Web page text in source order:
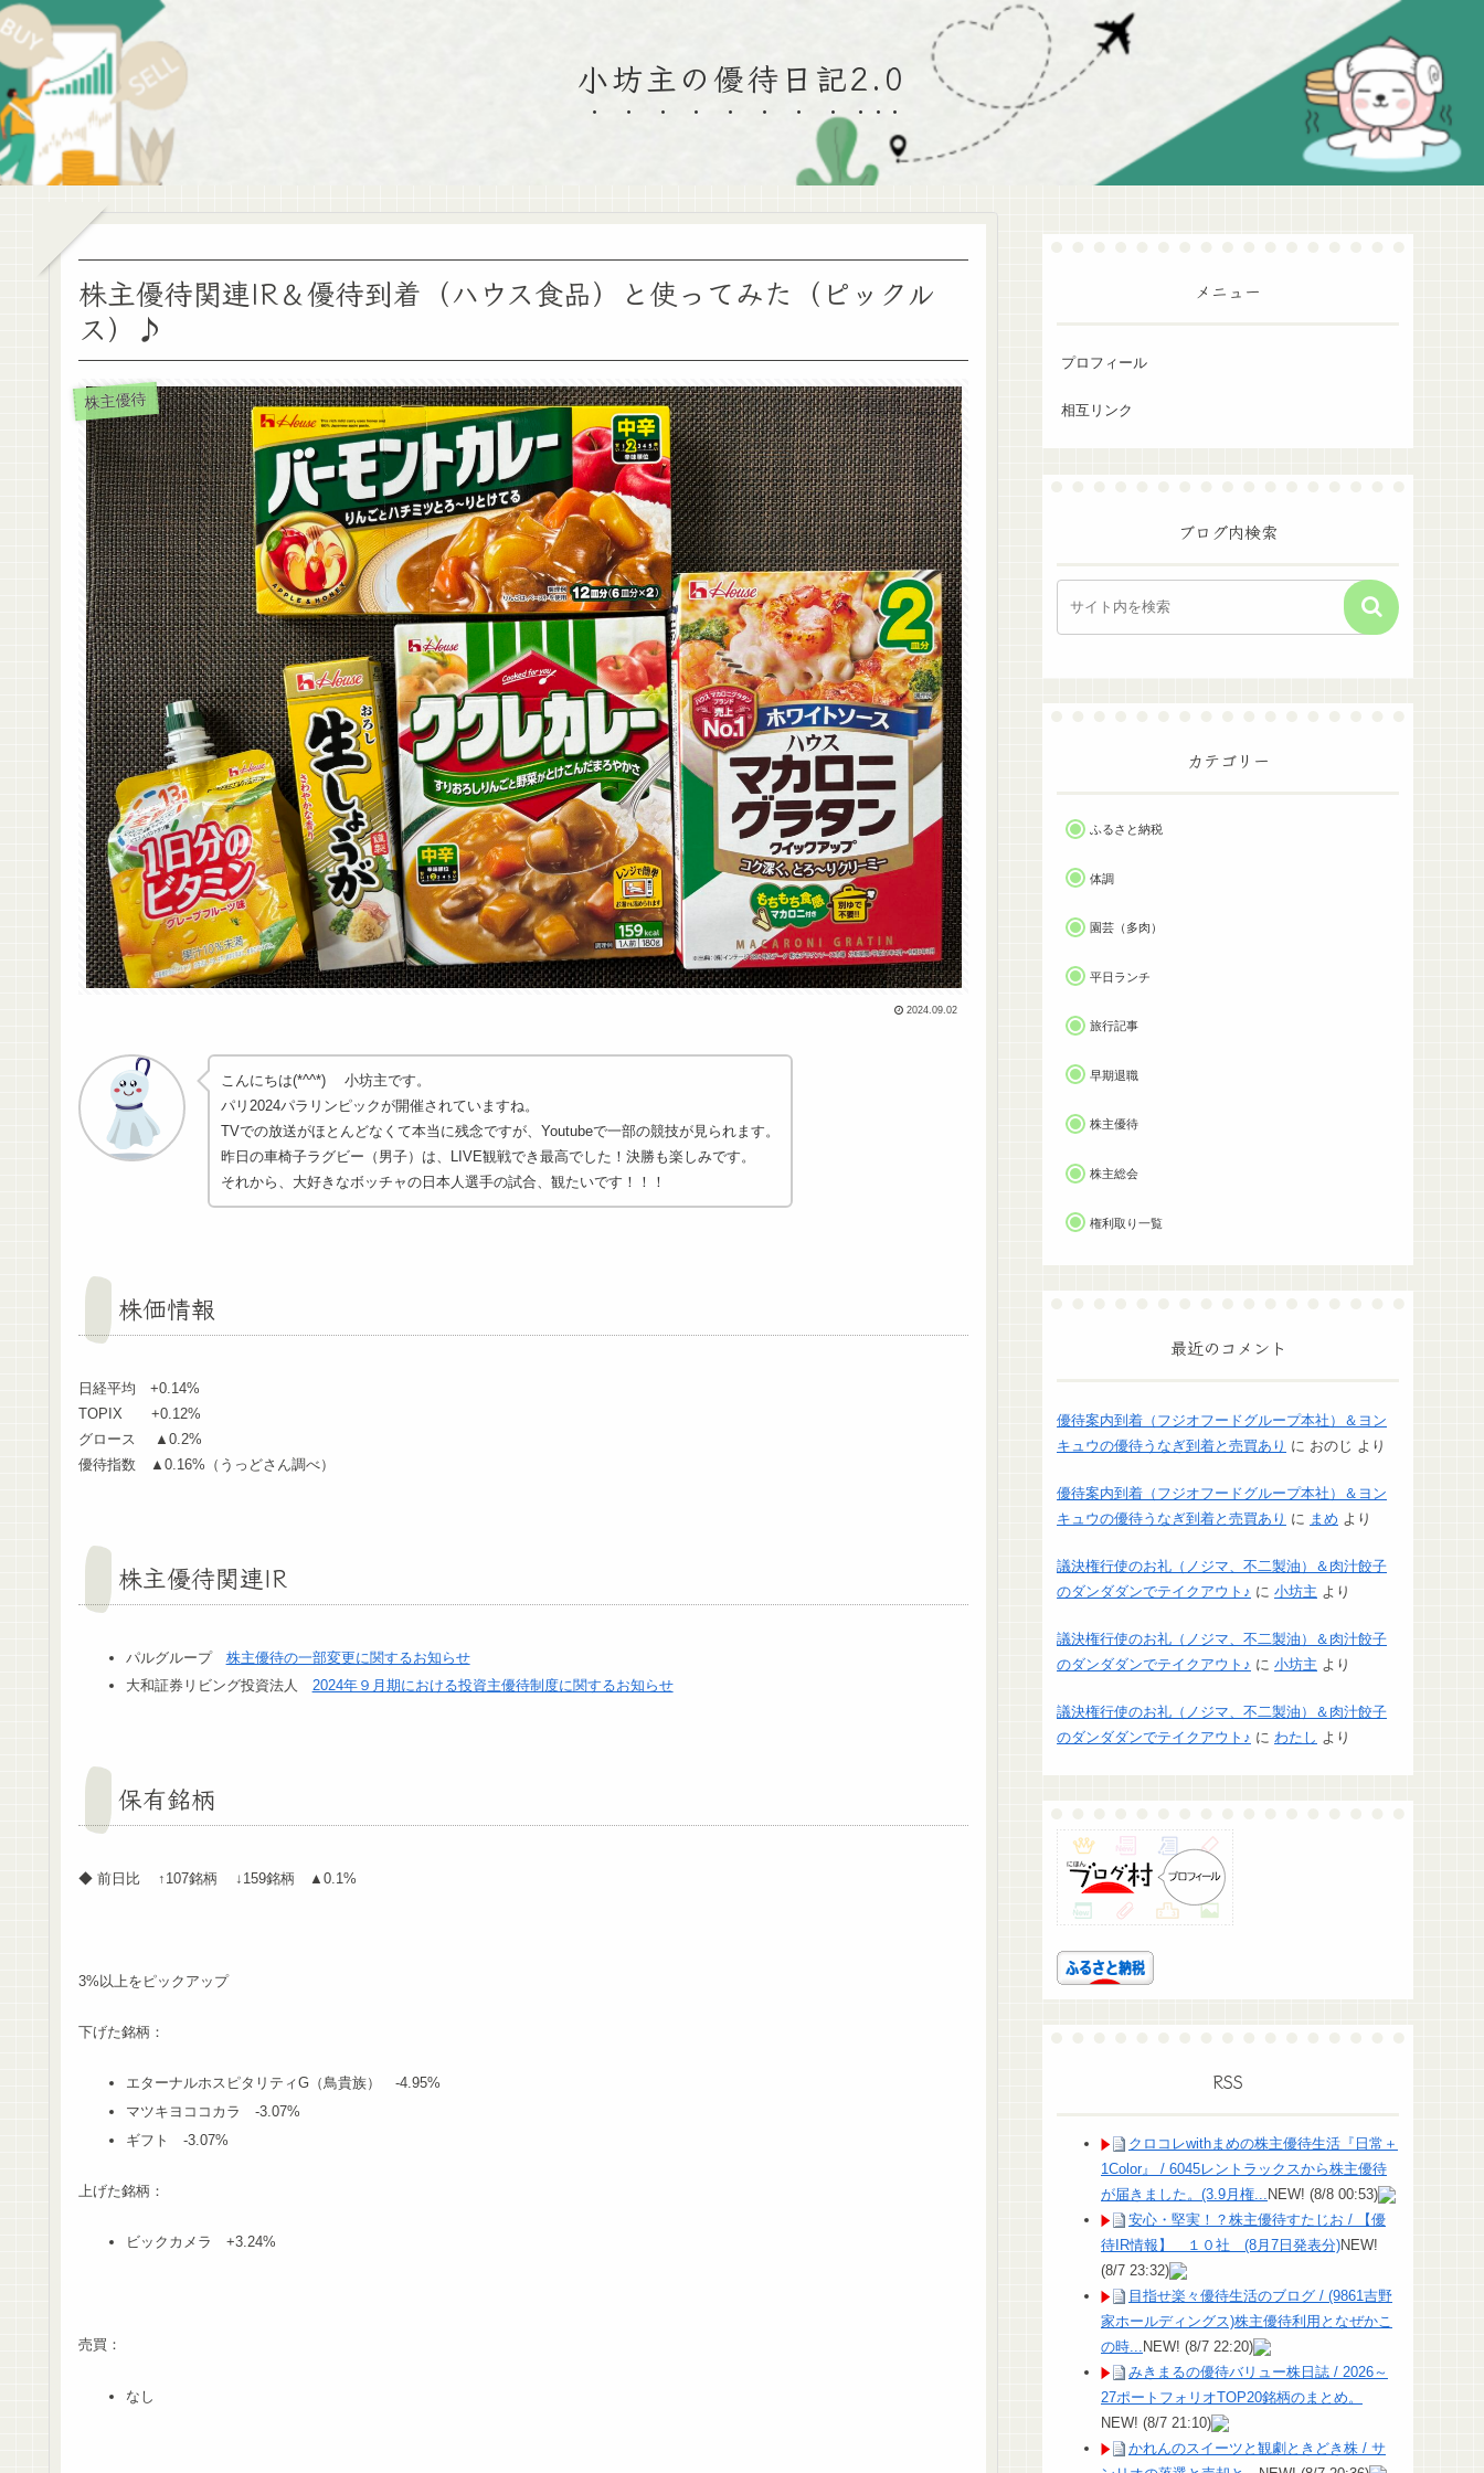
小坊主の優待日記2.0
株主優待関連IR＆優待到着（ハウス食品）と使ってみた（ピックル
ス）♪
株主優待
2024.09.02
こんにちは(*^^*) 小坊主です。
パリ2024パラリンピックが開催されていますね。
TVでの放送がほとんどなくて本当に残念ですが、Youtubeで一部の競技が見られます。
昨日の車椅子ラグビー（男子）は、LIVE観戦でき最高でした！決勝も楽しみです。
それから、大好きなボッチャの日本人選手の試合、観たいです！！！
株価情報
日経平均 +0.14%
TOPIX +0.12%
グロース ▲0.2%
優待指数 ▲0.16%（うっどさん調べ）
株主優待関連IR
パルグループ 株主優待の一部変更に関するお知らせ
大和証券リビング投資法人 2024年９月期における投資主優待制度に関するお知らせ
保有銘柄
◆ 前日比 ↑107銘柄 ↓159銘柄 ▲0.1%
3%以上をピックアップ
下げた銘柄：
エターナルホスピタリティG（鳥貴族） -4.95%
マツキヨココカラ -3.07%
ギフト -3.07%
上げた銘柄：
ビックカメラ +3.24%
売買：
なし
メニュー
プロフィール
相互リンク
ブログ内検索
カテゴリー
ふるさと納税
体調
園芸（多肉）
平日ランチ
旅行記事
早期退職
株主優待
株主総会
権利取り一覧
最近のコメント
優待案内到着（フジオフードグループ本社）＆ヨン
キュウの優待うなぎ到着と売買あり に おのじ より
優待案内到着（フジオフードグループ本社）＆ヨン
キュウの優待うなぎ到着と売買あり に まめ より
議決権行使のお礼（ノジマ、不二製油）＆肉汁餃子
のダンダダンでテイクアウト♪ に 小坊主 より
議決権行使のお礼（ノジマ、不二製油）＆肉汁餃子
のダンダダンでテイクアウト♪ に 小坊主 より
議決権行使のお礼（ノジマ、不二製油）＆肉汁餃子
のダンダダンでテイクアウト♪ に わたし より
RSS
クロコレwithまめの株主優待生活『日常＋
1Color』 / 6045レントラックスから株主優待
が届きました。(3.9月権... NEW! (8/8 00:53)
安心・堅実！？株主優待すたじお / 【優
待IR情報】 １０社 (8月7日発表分)NEW!
(8/7 23:32)
目指せ楽々優待生活のブログ / (9861吉野
家ホールディングス)株主優待利用となぜかこ
の時... NEW! (8/7 22:20)
みきまるの優待バリュー株日誌 / 2026～
27ポートフォリオTOP20銘柄のまとめ。
NEW! (8/7 21:10)
かれんのスイーツと観劇ときどき株 / サ